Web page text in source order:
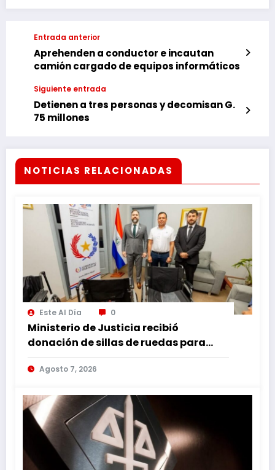
Entrada anterior
Aprehenden a conductor e incautan
camión cargado de equipos informáticos
Siguiente entrada
Detienen a tres personas y decomisan G.
75 millones
NOTICIAS RELACIONADAS
Este Al Día 0
Ministerio de Justicia recibió
donación de sillas de ruedas para
internos vulnerables
Agosto 7, 2026